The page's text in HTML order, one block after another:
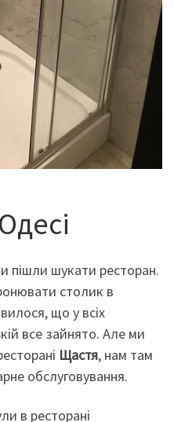
пішли шукати ресторан.
столик в
що у всіх
все зайнято. Але ми
Щастя, нам там
обслуговування.
в ресторані